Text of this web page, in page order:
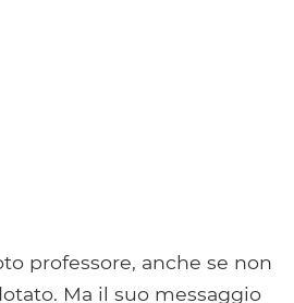
professore, anche se non
Ma il suo messaggio